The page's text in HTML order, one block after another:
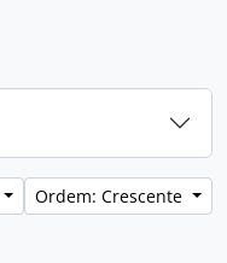
Ordem: Crescente